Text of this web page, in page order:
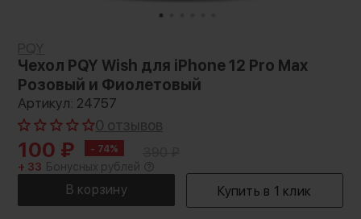
Чехол PQY Wish для iPhone 12 Pro Max
Розовый и Фиолетовый
Артикул: 24757
0 отзывов
100 ₽ - 74%
+ 33 Бонусных рублей